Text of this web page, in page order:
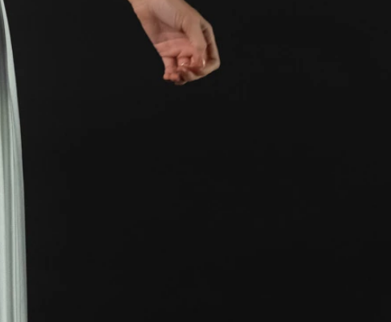
ÄRMELN
GLITZER
KEYHOLE
RÜCKENFREI
SCHLEPPE
SCHLITZ
TRÄGER